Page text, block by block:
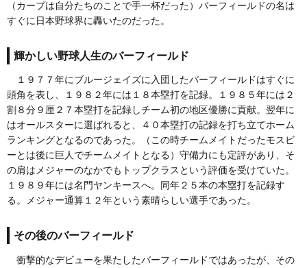
（カープは自分たちのことで手一杯だった）バーフィールドの名は
すぐに日本野球界に轟いたのだった。
輝かしい野球人生のバーフィールド
１９７７年にブルージェイズに入団したバーフィールドはすぐに
頭角を表し、１９８２年には１８本塁打を記録。１９８５年には２
割８分９厘２７本塁打を記録しチーム初の地区優勝に貢献。翌年に
はオールスターに選ばれると、４０本塁打の記録を打ち立てホーム
ランキングとなるのであった。（この時チームメイトだったモスビ
ーとは後に巨人でチームメイトとなる）守備力にも定評があり、そ
の肩はメジャーのなかでもトップクラスという評価を受けていた。
１９８９年には名門ヤンキースへ。同年２５本の本塁打を記録す
る。メジャー通算１２年という素晴らしい選手であった。
その後のバーフィールド
衝撃的なデビューを果たしたバーフィールドではあったが、その